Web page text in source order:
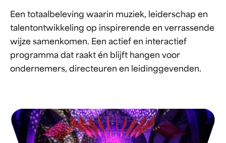
Een totaalbeleving waarin muziek, leiderschap en
talentontwikkeling op inspirerende en verrassende
wijze samenkomen. Een actief en interactief
programma dat raakt én blijft hangen voor
ondernemers, directeuren en leidinggevenden.